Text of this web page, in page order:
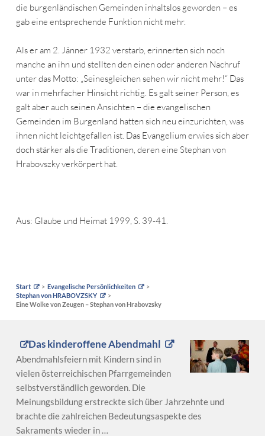
die burgenländischen Gemeinden inhaltslos geworden – es
gab eine entsprechende Funktion nicht mehr.
Als er am 2. Jänner 1932 verstarb, erinnerten sich noch
manche an ihn und stellten den einen oder anderen Nachruf
unter das Motto: „Seinesgleichen sehen wir nicht mehr!“ Das
war in mehrfacher Hinsicht richtig. Es galt seiner Person, es
galt aber auch seinen Ansichten – die evangelischen
Gemeinden im Burgenland hatten sich neu einzurichten, was
ihnen nicht leichtgefallen ist. Das Evangelium erwies sich aber
doch stärker als die Traditionen, deren eine Stephan von
Hrabovszky verkörpert hat.
Aus: Glaube und Heimat 1999, S. 39-41.
Start
Evangelische Persönlichkeiten
Stephan von HRABOVZSKY
Eine Wolke von Zeugen – Stephan von Hrabovzsky
Das kinderoffene Abendmahl
Abendmahlsfeiern mit Kindern sind in
vielen österreichischen Pfarrgemeinden
selbstverständlich geworden. Die
Meinungsbildung erstreckte sich über Jahrzehnte und
brachte die zahlreichen Bedeutungsaspekte des
Sakraments wieder in …